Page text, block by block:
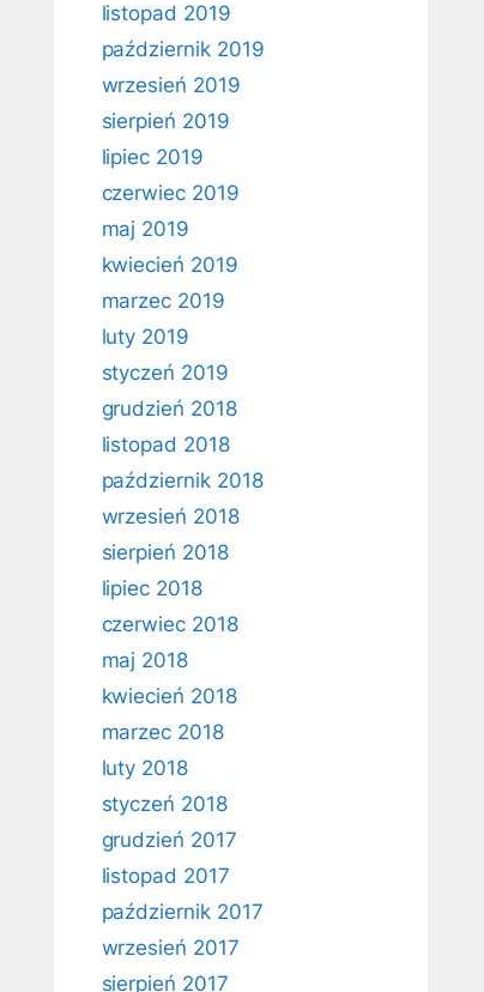
listopad 2019
październik 2019
wrzesień 2019
sierpień 2019
lipiec 2019
czerwiec 2019
maj 2019
kwiecień 2019
marzec 2019
luty 2019
styczeń 2019
grudzień 2018
listopad 2018
październik 2018
wrzesień 2018
sierpień 2018
lipiec 2018
czerwiec 2018
maj 2018
kwiecień 2018
marzec 2018
luty 2018
styczeń 2018
grudzień 2017
listopad 2017
październik 2017
wrzesień 2017
sierpień 2017